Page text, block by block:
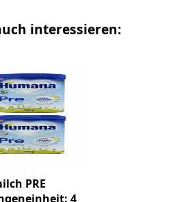
interessieren:
PRE
4